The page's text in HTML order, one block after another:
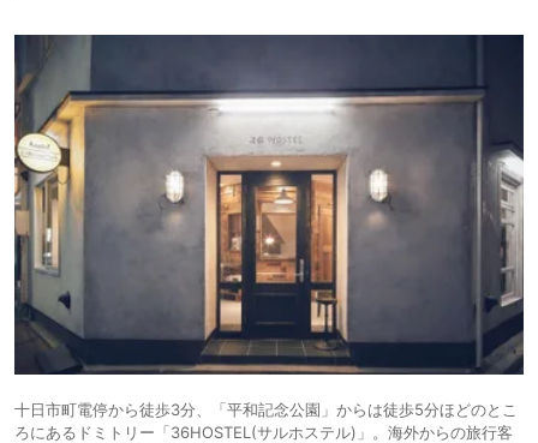
十日市町電停から徒歩3分、「平和記念公園」からは徒歩5分ほどのとこ
ろにあるドミトリー「36HOSTEL(サルホステル)」。海外からの旅行客